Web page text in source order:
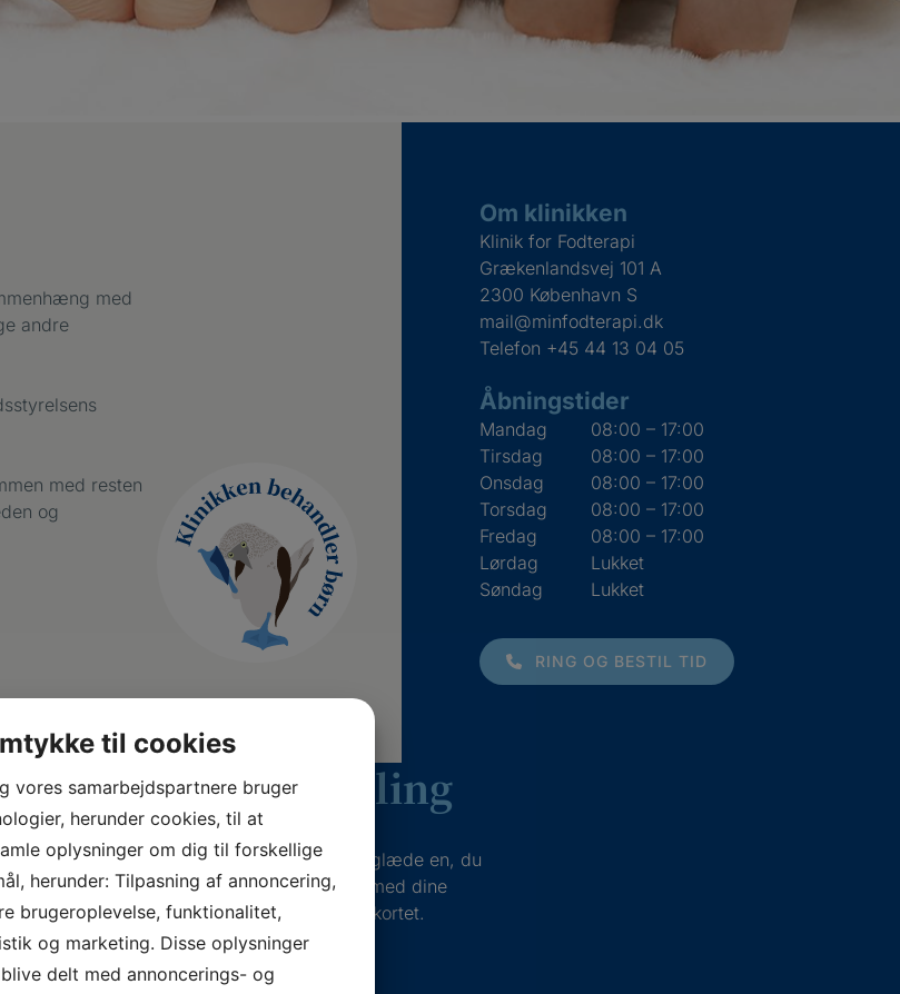
med
andre
med resten
og
Om klinikken
Klinik for Fodterapi
Grækenlandsvej 101 A
2300 København S
mail@minfodterapi.dk
Telefon +45 44 13 04 05
Åbningstider
Mandag
08:00 – 17:00
Tirsdag
08:00 – 17:00
Onsdag
08:00 – 17:00
Torsdag
08:00 – 17:00
Fredag
08:00 – 17:00
Lørdag
Lukket
Søndag
Lukket
RING OG BESTIL TID
til behandling
til en behandling i klinikken, hvis du vil glæde en, du
og livskvalitet. Udfyld formularen med dine
tilbage til dig for at aftale mere om gavekortet.
til cookies
vores samarbejdspartnere bruger
herunder cookies, til at
oplysninger om dig til forskellige
herunder: Tilpasning af annoncering,
brugeroplevelse, funktionalitet,
og marketing. Disse oplysninger
delt med annoncerings- og